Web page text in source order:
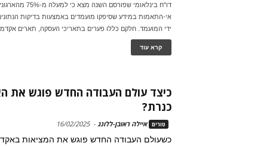
דו"ח בינלאומי שפורסם
אי-התאמות במידע שסיפקו מועמדים באמצעות בדיקות
ידי המועמד. חלקם כללו פערים בתאריכי העסקה, תארים
קרא עוד
כיצד עולם העבודה החדש פוגש את
כנרת?
טורים איילה ראובן-ללונג -
16/02/2025
כשעולם העבודה החדש פוגש את המציאות